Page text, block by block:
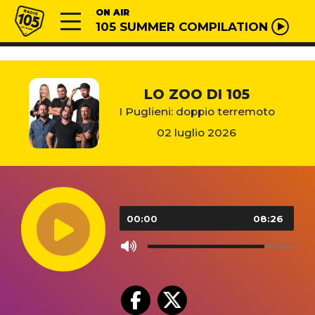
Vai al contenuto
Radio 105 ON AIR
105 SUMMER COMPILATION
LO ZOO DI 105
I Puglieni: doppio terremoto
02 luglio 2026
Audio
Player
00:00 08:26
Use
keys